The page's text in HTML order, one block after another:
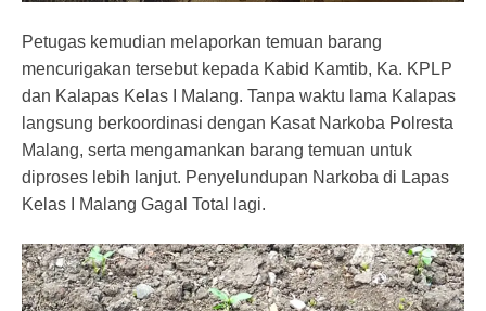
Petugas kemudian melaporkan temuan barang
mencurigakan tersebut kepada Kabid Kamtib, Ka. KPLP
dan Kalapas Kelas I Malang. Tanpa waktu lama Kalapas
langsung berkoordinasi dengan Kasat Narkoba Polresta
Malang, serta mengamankan barang temuan untuk
diproses lebih lanjut. Penyelundupan Narkoba di Lapas
Kelas I Malang Gagal Total lagi.